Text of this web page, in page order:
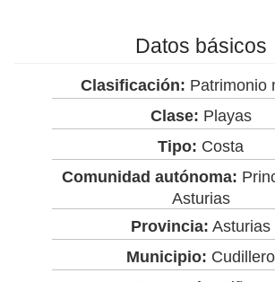
Datos básicos
Clasificación: Patrimonio
Clase: Playas
Tipo: Costa
Comunidad autónoma:
Asturias
Provincia: Asturias
Municipio: Cudillero